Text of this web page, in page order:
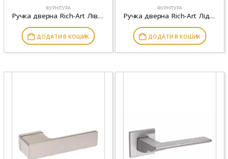
ФУРНІТУРА
Ручка дверна Rich-Art Лівен 249 R64 FB чорний
ДОДАТИ В КОШИК
ФУРНІТУРА
Ручка дверна Rich-Art Лідс 382 R64 FB чорний
ДОДАТИ В КОШИК